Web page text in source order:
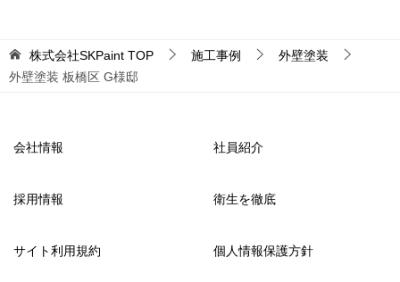
株式会社SKPaint TOP 施工事例
外壁塗装
外壁塗装 板橋区 G様邸
会社情報 社員紹介
採用情報 衛生を徹底
サイト利用規約 個人情報保護方針